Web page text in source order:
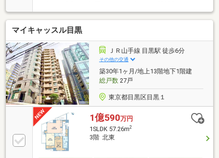
♪◇「武蔵小杉」５分と駅近♪資産性も高い好立地♪◆
大型商業施設が徒歩圏に集結♪暮らしやすい住環境♪◇
詳細はお気軽にお問い合わせください♪どこよりも
「スピーディー」かつ「的確」にサポートさせていた
だきます！☆☆――・・・ 弊社オリジナル無料サポー
ト ・・・――☆☆物件調査・周辺環境レポート・資金
計画・住宅ローン事前審査・中長期ライフシミュレー
ション・ご送迎等々周辺物件もまとめてご紹介致しま
す。まずはお気軽にお問合わせ下さい♪
マイキャッスル目黒
ＪＲ山手線 目黒駅 徒歩6分
その他の交通
築30年1ヶ月/地上13階地下1階建
総戸数27戸
東京都目黒区目黒１
1億590万円
1SLDK 57.26m2
3階 北東